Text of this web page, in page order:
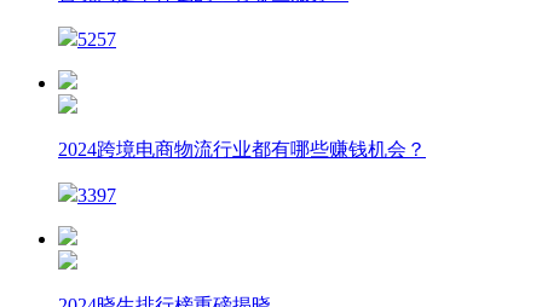
5257
2024跨境电商物流行业都有哪些赚钱机会？
3397